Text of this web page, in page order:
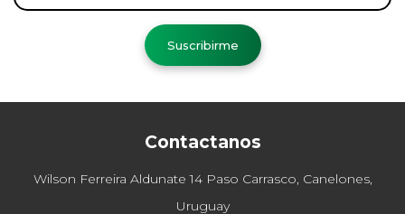
Contactanos
Wilson Ferreira Aldunate 14 Paso Carrasco, Canelones,
Uruguay
Suscribirme